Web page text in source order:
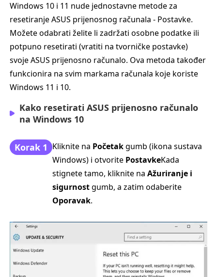
Windows 10 i 11 nude jednostavne metode za
resetiranje ASUS prijenosnog računala - Postavke.
Možete odabrati želite li zadržati osobne podatke ili
potpuno resetirati (vratiti na tvorničke postavke)
svoje ASUS prijenosno računalo. Ova metoda također
funkcionira na svim markama računala koje koriste
Windows 11 i 10.
Kako resetirati ASUS prijenosno računalo
na Windows 10
Korak 1 Kliknite na Početakgumb (ikona sustava
Windows) i otvorite PostavkeKada
stignete tamo, kliknite na Ažuriranje i
sigurnostgumb, a zatim odaberite
Oporavak.